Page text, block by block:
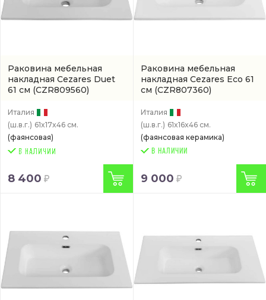
Раковина мебельная
накладная Cezares Duet
61 см (CZR809560)
Италия
(ш.в.г.) 61x17x46 см.
(фаянсовая)
8 400
Раковина мебельная
накладная Cezares Eco 61
см (CZR807360)
Италия
(ш.в.г.) 61x16x46 см.
(фаянсовая керамика)
В НАЛИЧИИ
9 000